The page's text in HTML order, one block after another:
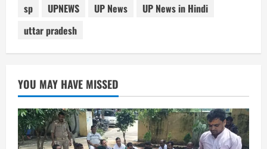
sp
UPNEWS UP News
UP News in Hindi
uttar pradesh
YOU MAY HAVE MISSED